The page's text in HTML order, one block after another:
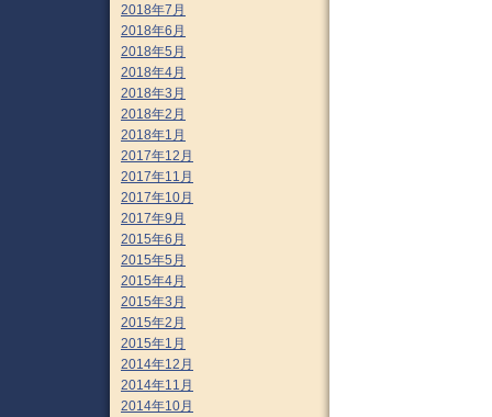
2018年7月
2018年6月
2018年5月
2018年4月
2018年3月
2018年2月
2018年1月
2017年12月
2017年11月
2017年10月
2017年9月
2015年6月
2015年5月
2015年4月
2015年3月
2015年2月
2015年1月
2014年12月
2014年11月
2014年10月